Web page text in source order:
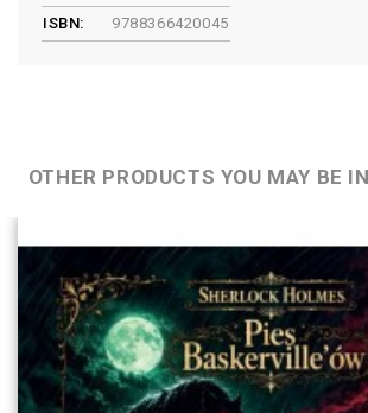
ISBN:
9788366420045
OTHER PRODUCTS YOU MAY BE